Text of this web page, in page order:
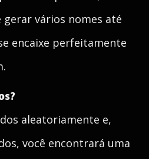
vários nomes até
encaixe perfeitamente
aleatoriamente e,
você encontrará uma